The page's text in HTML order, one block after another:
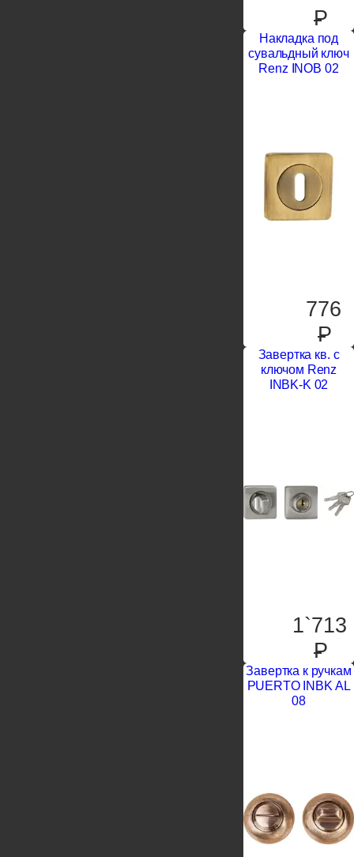
P
Накладка под
сувальдный ключ
Renz INOB 02
776
P
Завертка кв. с
ключом Renz
INBK-K 02
1`713
P
Завертка к ручкам
PUERTO INBK AL
08